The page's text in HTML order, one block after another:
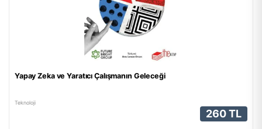
Yapay Zeka ve Yaratıcı Çalışmanın Geleceği
Teknoloji
260 TL